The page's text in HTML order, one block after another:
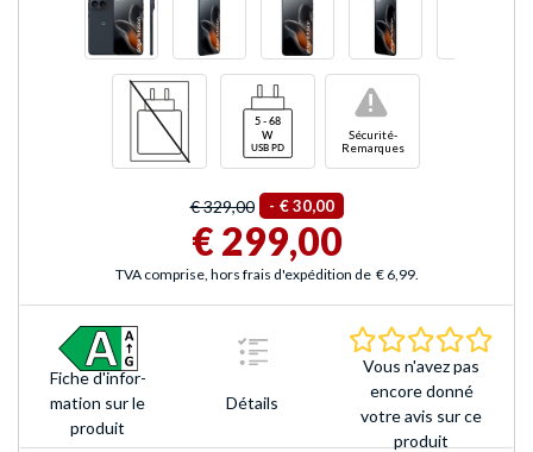
Sécurité-
Remarques
!
€ 329,00 - € 30,00
€ 299,00
TVA comprise, hors frais d'expédition de € 6,99.
Fiche d'infor­
mation sur le
produit
Détails
Vous n'avez pas
encore donné
votre avis sur ce
produit